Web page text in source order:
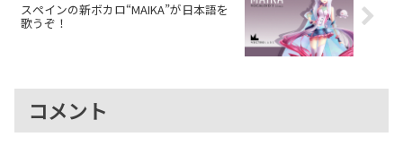
スペインの新ボカロ“MAIKA”が日本語を
歌うぞ！
コメント